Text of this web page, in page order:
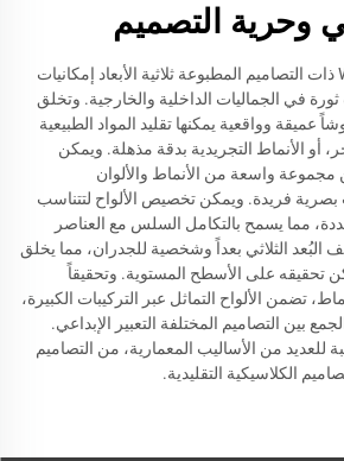
وحرية التصميم
توفر الألواح الجدارية WPC ذات التصاميم المطبوعة ثلاثية الأبعاد إمكانيات
في الجماليات الداخلية والخارجية. وتخلق
عميقة وواقعية يمكنها تقليد المواد الطبيعية
الأنماط التجريدية بدقة مذهلة. ويمكن
مجموعة واسعة من الأنماط والألوان
بصرية فريدة. ويمكن تخصيص الألواح لتتناسب
مما يسمح بالتكامل السلس مع العناصر
البُعد الثلاثي بعداً وشخصية للجدران، مما يخلق
تحقيقه على الأسطح المستوية. وتحقيقاً
تضمن الألواح التماثل عبر التركيبات الكبيرة،
بين التصاميم المختلفة التعبير الإبداعي.
للعديد من الأساليب المعمارية، من التصاميم
الكلاسيكية التقليدية.